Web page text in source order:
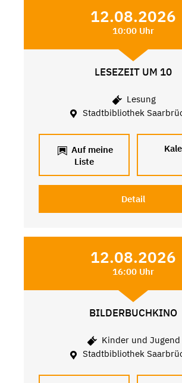
12.08.2026
10:00 Uhr
LESEZEIT UM 10
Lesung
Stadtbibliothek
Auf meine
Liste
Detail
12.08.2026
16:00 Uhr
BILDERBUCHKINO
Kinder und Jugend
Stadtbibliothek